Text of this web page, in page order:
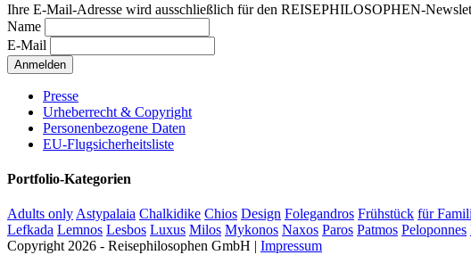
Ihre E-Mail-Adresse wird ausschließlich für den REISEPHILOSOPHEN-
Name
E-Mail
Presse
Urheberrecht & Copyright
Personenbezogene Daten
EU-Flugsicherheitsliste
Portfolio-Kategorien
Adults onlyAstypalaia Chalkidike Chios Design Folegandros Frühstück für
Lefkada Lemnos Lesbos Luxus Milos Mykonos Naxos Paros Patmos Peloponnes
Copyright 2026 - Reisephilosophen GmbH | Impressum